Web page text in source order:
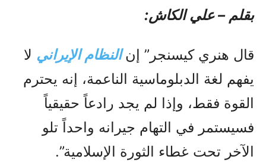
بقلم – علي الكاش:
قال هنري كيسنجر” إنالنظام الإيراني لا
يفهم لغة الدبلوماسية الناعمة، إنه يحترم
القوة فقط، وإذا لم يجد رادعاً حقيقياً
فسيستمر في التهام جيرانه واحداً تلو
الآخر تحت غطاء الثورة الإسلامية”.